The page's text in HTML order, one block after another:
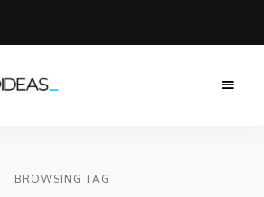
BROWSING TAG